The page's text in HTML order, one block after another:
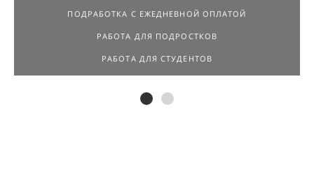
ПОДРАБОТКА С ЕЖЕДНЕВНОЙ ОПЛАТОЙ
РАБОТА ДЛЯ ПОДРОСТКОВ
РАБОТА ДЛЯ СТУДЕНТОВ